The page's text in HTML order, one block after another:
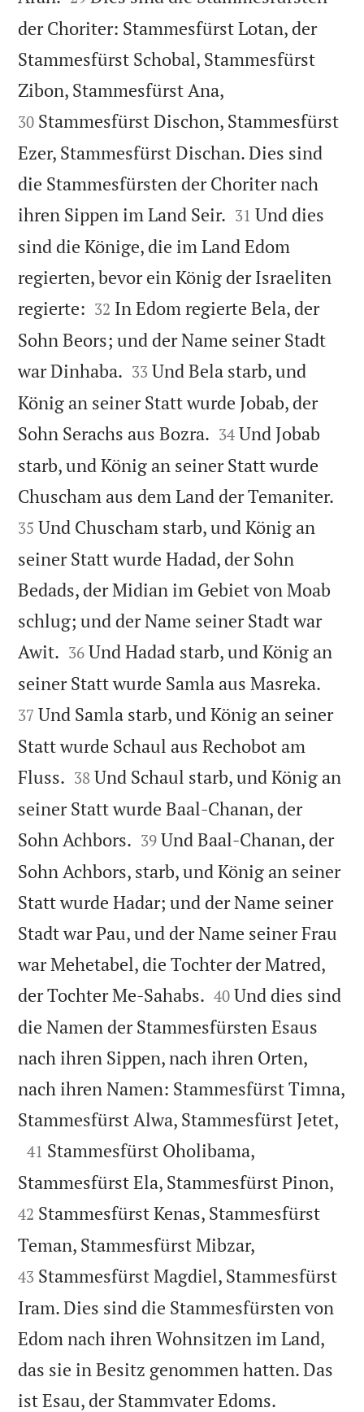
der Choriter: Stammesfürst Lotan, der
Stammesfürst Schobal, Stammesfürst
Zibon, Stammesfürst Ana,
30 Stammesfürst Dischon, Stammesfürst
Ezer, Stammesfürst Dischan. Dies sind
die Stammesfürsten der Choriter nach
ihren Sippen im Land Seir. 

31 Und dies
sind die Könige, die im Land Edom
regierten, bevor ein König der Israeliten
regierte: 

32 In Edom regierte Bela, der
Sohn Beors; und der Name seiner Stadt
war Dinhaba. 

33 Und Bela starb, und
König an seiner Statt wurde Jobab, der
Sohn Serachs aus Bozra. 

34 Und Jobab
starb, und König an seiner Statt wurde
Chuscham aus dem Land der Temaniter.
35 Und Chuscham starb, und König an
seiner Statt wurde Hadad, der Sohn
Bedads, der Midian im Gebiet von Moab
schlug; und der Name seiner Stadt war
Awit. 

36 Und Hadad starb, und König an
seiner Statt wurde Samla aus Masreka.
37 Und Samla starb, und König an seiner
Statt wurde Schaul aus Rechobot am
Fluss. 

38 Und Schaul starb, und König an
seiner Statt wurde Baal-Chanan, der
Sohn Achbors. 

39 Und Baal-Chanan, der
Sohn Achbors, starb, und König an seiner
Statt wurde Hadar; und der Name seiner
Stadt war Pau, und der Name seiner Frau
war Mehetabel, die Tochter der Matred,
der Tochter Me-Sahabs. 

40 Und dies sind
die Namen der Stammesfürsten Esaus
nach ihren Sippen, nach ihren Orten,
nach ihren Namen: Stammesfürst Timna,
Stammesfürst Alwa, Stammesfürst Jetet,

41 Stammesfürst Oholibama,
Stammesfürst Ela, Stammesfürst Pinon,
42 Stammesfürst Kenas, Stammesfürst
Teman, Stammesfürst Mibzar,
43 Stammesfürst Magdiel, Stammesfürst
Iram. Dies sind die Stammesfürsten von
Edom nach ihren Wohnsitzen im Land,
das sie in Besitz genommen hatten. Das
ist Esau, der Stammvater Edoms.